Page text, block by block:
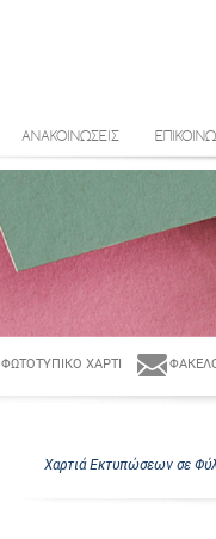
ΑΝΑΚΟΙΝΩΣΕΙΣ
ΦΩΤΟΤΥΠΙΚΌ ΧΑΡΤΊ
Χαρτιά Εκτυπώσεων σε